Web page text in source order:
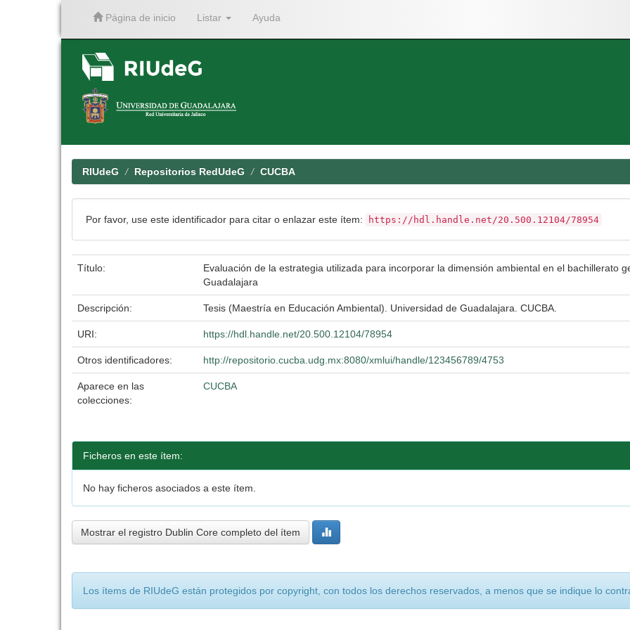
Página de inicio Listar Ayuda
RIUdeG Repositorios RedUdeG CUCBA
Por favor, use este identificador para citar o enlazar este ítem: https://hdl.handle.net/20.500.12104/78954
Título:
Evaluación de la estrategia utilizada para incorporar la dimensión ambiental en el bachillerato
Guadalajara
Descripción: Tesis (Maestría en Educación Ambiental). Universidad de Guadalajara. CUCBA.
URI: https://hdl.handle.net/20.500.12104/78954
Otros identificadores: http://repositorio.cucba.udg.mx:8080/xmlui/handle/123456789/4753
Aparece en las
colecciones:
CUCBA
Ficheros en este ítem:
No hay ficheros asociados a este ítem.
Mostrar el registro Dublin Core completo del ítem
Los ítems de RIUdeG están protegidos por copyright, con todos los derechos reservados, a menos que se indique lo